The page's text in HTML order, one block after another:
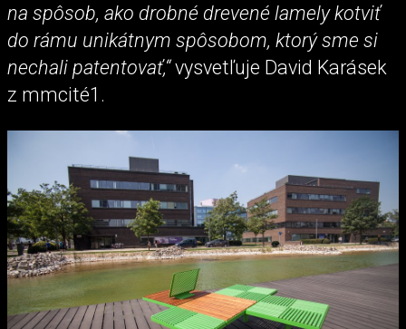
na spôsob, ako drobné drevené lamely kotviť
do rámu unikátnym spôsobom, ktorý sme si
nechali patentovať,“vysvetľuje David Karásek
z mmcité1.